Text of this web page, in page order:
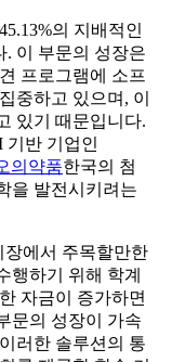
의 지배적인
. 이 부문의 성장은
프로그램에 소프
중하고 있으며, 이
있기 때문입니다.
기반 기업인
의약품한국의 첨
을 발전시키려는
장에서 주목할만한
행하기 위해 학계
자금이 증가하면
문의 성장이 가속
러한 솔루션의 통